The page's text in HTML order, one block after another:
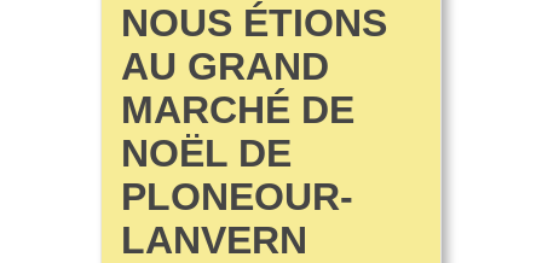
NOUS ÉTIONS
AU GRAND
MARCHÉ DE
NOËL DE
PLONEOUR-
LANVERN